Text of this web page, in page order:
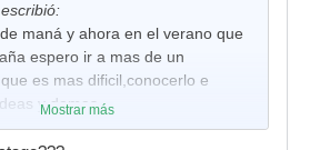
maná y ahora en el verano que
espero ir a mas de un
es mas dificil,conocerlo e
y demas
Mostrar más